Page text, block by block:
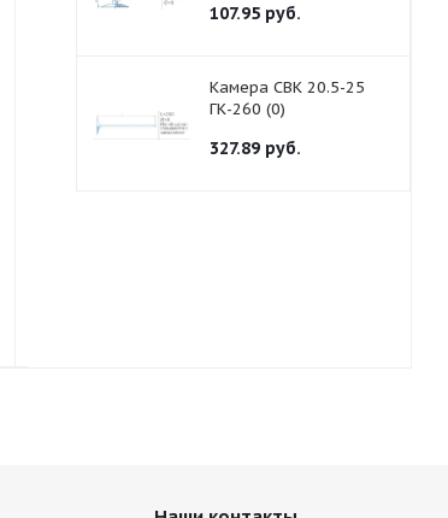
Шина 195/55R16
91H Artmotion BEL-
107.95 руб.
Камера СВК 20.5-25
ГК-260 (0)
327.89 руб.